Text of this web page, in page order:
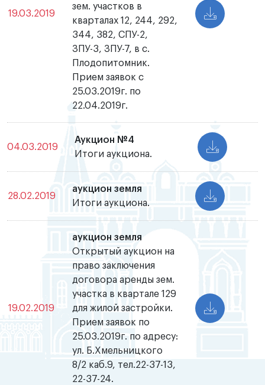
19.03.2019
зем. участков в
кварталах 12, 244, 292,
344, 382, СПУ-2,
ЗПУ-3, ЗПУ-7, в с.
Плодопитомник.
Прием заявок с
25.03.2019г. по
22.04.2019г.
04.03.2019
Аукцион №4
Итоги аукциона.
28.02.2019
аукцион земля
Итоги аукциона.
19.02.2019
аукцион земля
Открытый аукцион на
право заключения
договора аренды зем.
участка в квартале 129
для жилой застройки.
Прием заявок по
25.03.2019г. по адресу:
ул. Б.Хмельницкого
8/2 каб.9, тел.22-37-13,
22-37-24.